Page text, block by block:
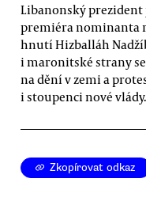
Libanonský
premiéra nominanta
hnutí Hizballáh
i maronitské strany
na dění v zemi a
i stoupenci nové vlády.
Zkopírovat odkaz